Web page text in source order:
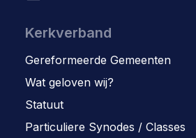
Kerkverband
Gereformeerde Gemeenten
Wat geloven wij?
Statuut
Particuliere Synodes / Classes